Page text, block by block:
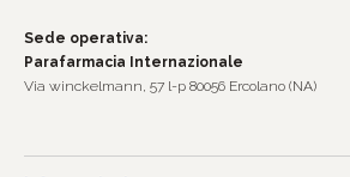
Sede operativa:
Parafarmacia Internazionale
Via winckelmann, 57 l-p 80056 Ercolano (NA)